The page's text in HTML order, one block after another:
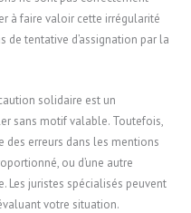
à faire valoir cette irrégularité
de tentative d’assignation par la
solidaire est un
sans motif valable. Toutefois,
des erreurs dans les mentions
ou d’une autre
Les juristes spécialisés peuvent
votre situation.